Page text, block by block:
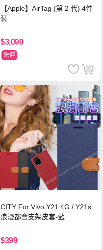
【Apple】AirTag (第 2 代) 4件
裝
$3,090
免運
CITY For Vivo Y21 4G / Y21s
浪漫都會支架皮套-藍
$399